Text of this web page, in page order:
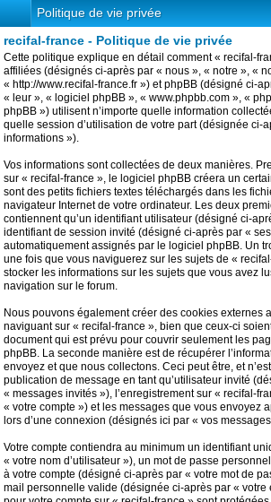
Politique de vie privée
recifal-france - Politique de vie privée
Cette politique explique en détail comment « recifal-
affiliées (désignés ci-après par « nous », « notre », «
« http://www.recifal-france.fr ») et phpBB (désigné ci-
« leur », « logiciel phpBB », « www.phpbb.com », «
phpBB ») utilisent n’importe quelle information
quelle session d’utilisation de votre part (désignée ci-
informations »).
Vos informations sont collectées de deux manières.
sur « recifal-france », le logiciel phpBB créera un
sont des petits fichiers textes téléchargés dans les
navigateur Internet de votre ordinateur. Les deux
contiennent qu’un identifiant utilisateur (désigné ci-
identifiant de session invité (désigné ci-après par «
automatiquement assignés par le logiciel phpBB. Un
une fois que vous naviguerez sur les sujets de «
stocker les informations sur les sujets que vous avez
navigation sur le forum.
Nous pouvons également créer des cookies externes
naviguant sur « recifal-france », bien que ceux-ci
document qui est prévu pour couvrir seulement les
phpBB. La seconde manière est de récupérer
envoyez et que nous collectons. Ceci peut être, et
publication de message en tant qu’utilisateur invité
« messages invités »), l’enregistrement sur « recifal-
« votre compte ») et les messages que vous envoyez
lors d’une connexion (désignés ici par « vos
Votre compte contiendra au minimum un identifiant
« votre nom d’utilisateur »), un mot de passe
à votre compte (désigné ci-après par « votre mot de
mail personnelle valide (désignée ci-après par « votre